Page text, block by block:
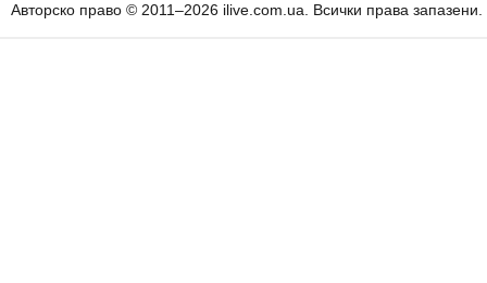
Авторско право © 2011–2026 ilive.com.ua. Всички права запазени.